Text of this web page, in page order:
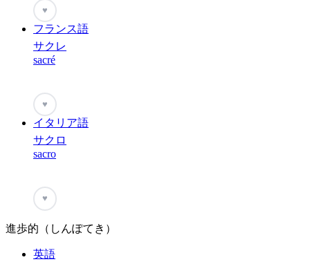
♥
フランス語
サクレ
sacré
♥
イタリア語
サクロ
sacro
♥
進歩的（しんぽてき）
英語